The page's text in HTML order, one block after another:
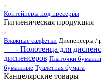
Контейнеры под пресервы
Гигиеническая продукция
Влажные салфетки Диспенсеры /
- Полотенца для
диспенсеров Платочки
бумажные Туалетная бумага
Канцелярские товары